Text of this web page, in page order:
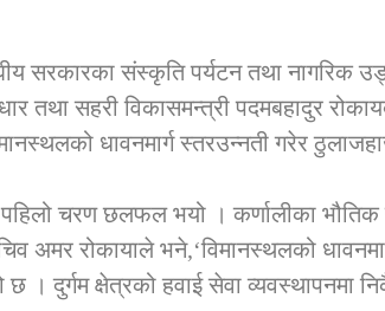
सरकारका संस्कृति पर्यटन तथा नागरिक
तथा सहरी विकासमन्त्री पदमबहादुर
धावनमार्ग स्तरउन्नती गरेर
पहिलो चरण छलफल भयो । कर्णालीका भौतिक
अमर रोकायाले भने,‘विमानस्थलको
दुर्गम क्षेत्रको हवाई सेवा व्यवस्थापनमा